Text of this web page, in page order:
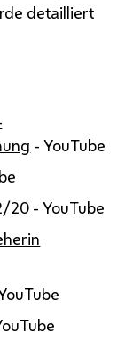
detailliert
- YouTube
20 - YouTube